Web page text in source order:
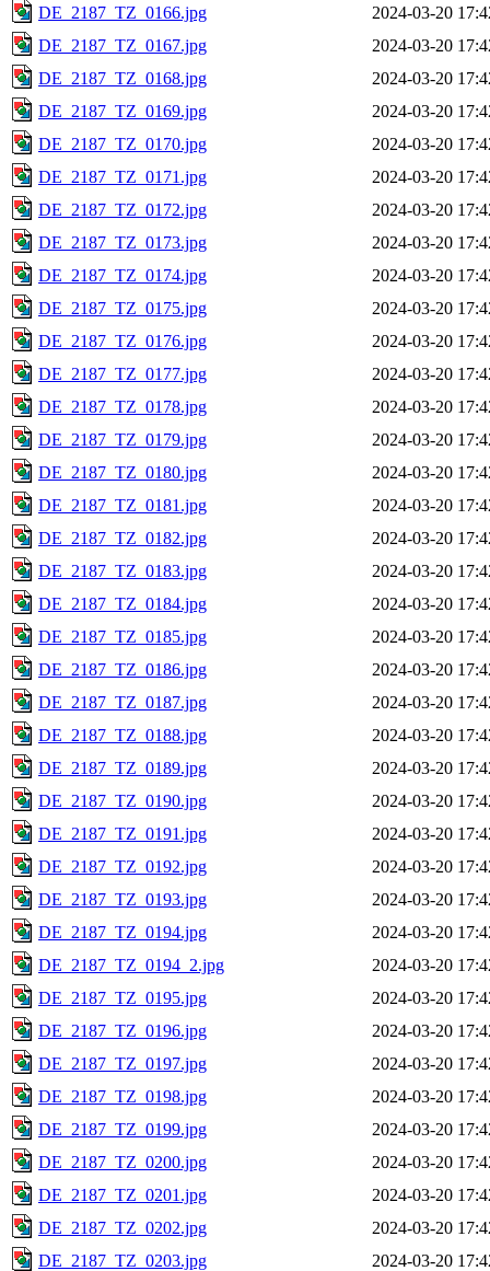
DE_2187_TZ_0166.jpg
2024-03-20
DE_2187_TZ_0167.jpg
2024-03-20
DE_2187_TZ_0168.jpg
2024-03-20
DE_2187_TZ_0169.jpg
2024-03-20
DE_2187_TZ_0170.jpg
2024-03-20
DE_2187_TZ_0171.jpg
2024-03-20
DE_2187_TZ_0172.jpg
2024-03-20
DE_2187_TZ_0173.jpg
2024-03-20
DE_2187_TZ_0174.jpg
2024-03-20
DE_2187_TZ_0175.jpg
2024-03-20
DE_2187_TZ_0176.jpg
2024-03-20
DE_2187_TZ_0177.jpg
2024-03-20
DE_2187_TZ_0178.jpg
2024-03-20
DE_2187_TZ_0179.jpg
2024-03-20
DE_2187_TZ_0180.jpg
2024-03-20
DE_2187_TZ_0181.jpg
2024-03-20
DE_2187_TZ_0182.jpg
2024-03-20
DE_2187_TZ_0183.jpg
2024-03-20
DE_2187_TZ_0184.jpg
2024-03-20
DE_2187_TZ_0185.jpg
2024-03-20
DE_2187_TZ_0186.jpg
2024-03-20
DE_2187_TZ_0187.jpg
2024-03-20
DE_2187_TZ_0188.jpg
2024-03-20
DE_2187_TZ_0189.jpg
2024-03-20
DE_2187_TZ_0190.jpg
2024-03-20
DE_2187_TZ_0191.jpg
2024-03-20
DE_2187_TZ_0192.jpg
2024-03-20
DE_2187_TZ_0193.jpg
2024-03-20
DE_2187_TZ_0194.jpg
2024-03-20
DE_2187_TZ_0194_2.jpg
2024-03-20
DE_2187_TZ_0195.jpg
2024-03-20
DE_2187_TZ_0196.jpg
2024-03-20
DE_2187_TZ_0197.jpg
2024-03-20
DE_2187_TZ_0198.jpg
2024-03-20
DE_2187_TZ_0199.jpg
2024-03-20
DE_2187_TZ_0200.jpg
2024-03-20
DE_2187_TZ_0201.jpg
2024-03-20
DE_2187_TZ_0202.jpg
2024-03-20
DE_2187_TZ_0203.jpg
2024-03-20